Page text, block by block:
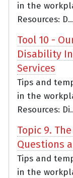
in the
Resources: D...
Tool 10 -
Disability
Services
Tips and
in the
Resources:
Topic 9.
Questions
Tips and
in the